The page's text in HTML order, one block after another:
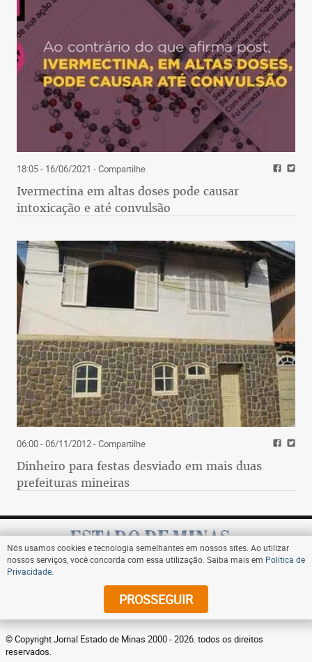
18:05 - 16/06/2021 - Compartilhe
Ivermectina em altas doses pode causar
intoxicação e até convulsão
06:00 - 06/11/2012- Compartilhe
Dinheiro para festas desviado em mais duas
prefeituras mineiras
Assine
© Copyright Jornal Estado de Minas 2000 - 2026. todos os direitos
reservados.
Nós usamos cookies e tecnologia semelhantes em nossos sites. Ao utilizar
nossos serviços, você concorda com essa utilização. Saiba mais em Política de
Privacidade
PROSSEGUIR